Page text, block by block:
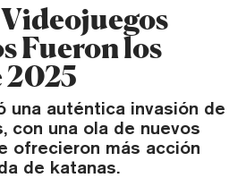
Fueron los
2025
una auténtica invasión de
con una ola de nuevos
ofrecieron más acción
de katanas.